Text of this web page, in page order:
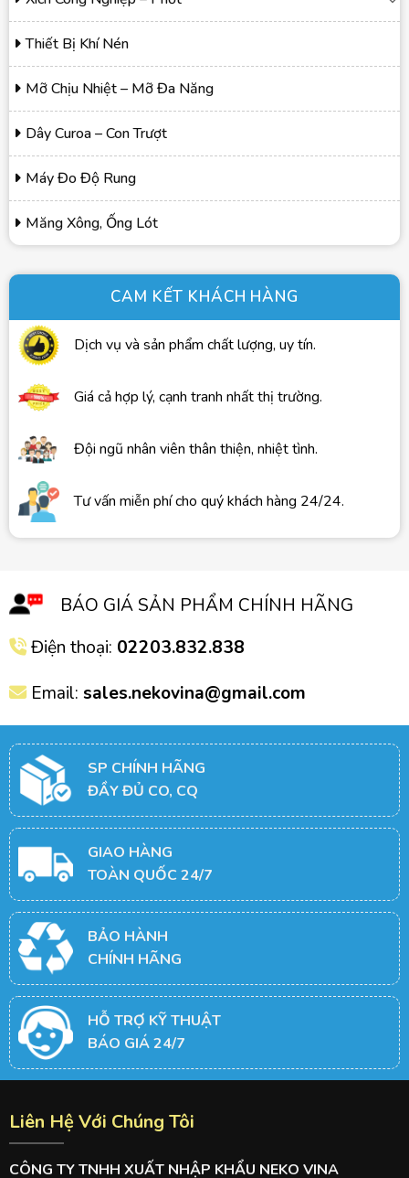
Thiết Bị Khí Nén
Mỡ Chịu Nhiệt – Mỡ Đa Năng
Dây Curoa – Con Trượt
Máy Đo Độ Rung
Măng Xông, Ống Lót
CAM KẾT KHÁCH HÀNG
Dịch vụ và sản phẩm chất lượng, uy tín.
Giá cả hợp lý, cạnh tranh nhất thị trường.
Đội ngũ nhân viên thân thiện, nhiệt tình.
Tư vấn miễn phí cho quý khách hàng 24/24.
BÁO GIÁ SẢN PHẨM CHÍNH HÃNG
Điện thoại: 02203.832.838
Email: sales.nekovina@gmail.com
SP CHÍNH HÃNG
ĐẦY ĐỦ CO, CQ
GIAO HÀNG
TOÀN QUỐC 24/7
BẢO HÀNH
CHÍNH HÃNG
HỖ TRỢ KỸ THUẬT
BÁO GIÁ 24/7
Liên Hệ Với Chúng Tôi
CÔNG TY TNHH XUẤT NHẬP KHẨU NEKO VINA